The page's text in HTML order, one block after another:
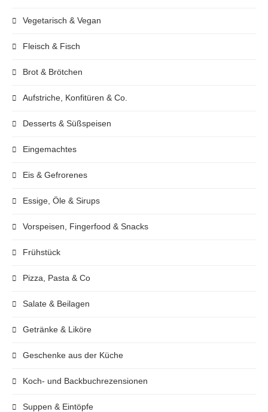
Vegetarisch & Vegan
Fleisch & Fisch
Brot & Brötchen
Aufstriche, Konfitüren & Co.
Desserts & Süßspeisen
Eingemachtes
Eis & Gefrorenes
Essige, Öle & Sirups
Vorspeisen, Fingerfood & Snacks
Frühstück
Pizza, Pasta & Co
Salate & Beilagen
Getränke & Liköre
Geschenke aus der Küche
Koch- und Backbuchrezensionen
Suppen & Eintöpfe